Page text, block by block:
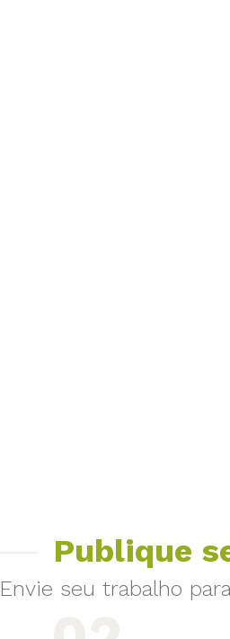
Publique
Envie seu trabalho